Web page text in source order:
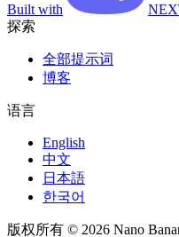
Built with
探索
全部提示词
博客
语言
English
中文
日本語
한국어
版权所有 © 2026 Nano